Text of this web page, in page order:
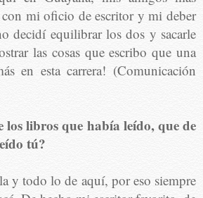
con mi oficio de escritor y mi deber
decidí equilibrar los dos y sacarle
las cosas que escribo que una
en esta carrera! (Comunicación
los libros que había leído, que de
tú?
y todo lo de aquí, por eso siempre